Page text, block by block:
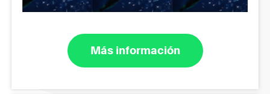
Más información